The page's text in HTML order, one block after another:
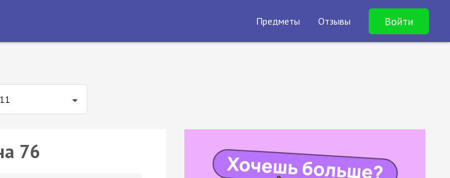
Предметы Отзывы Войти
76